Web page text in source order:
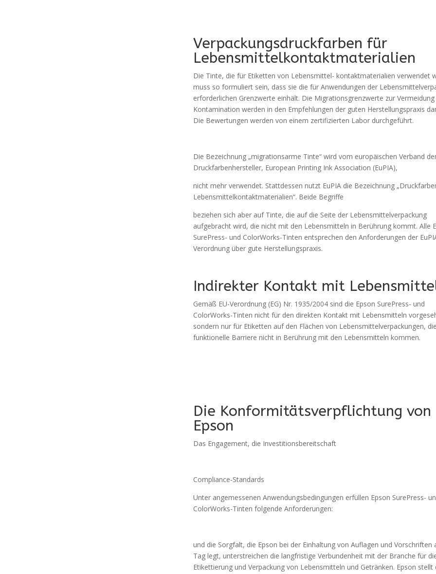
Verpackungsdruckfarben für
Lebensmittelkontaktmaterialien
Die Tinte, die für Etiketten von Lebensmittel- kontaktmaterialien verwendet
muss so formuliert sein, dass sie die für Anwendungen der
erforderlichen Grenzwerte einhält. Die Migrationsgrenzwerte zur
Kontamination werden in den Empfehlungen der guten Herstellungspraxis
Die Bewertungen werden von einem zertifizierten Labor durchgeführt.
Die Bezeichnung „migrationsarme Tinte“ wird vom europäischen Verband
Druckfarbenhersteller, European Printing Ink Association (EuPIA),
nicht mehr verwendet. Stattdessen nutzt EuPIA die Bezeichnung
Lebensmittelkontaktmaterialien“. Beide Begriffe
beziehen sich aber auf Tinte, die auf die Seite der Lebensmittelverpackung
aufgebracht wird, die nicht mit den Lebensmitteln in Berührung kommt. Alle
SurePress- und ColorWorks-Tinten entsprechen den Anforderungen der
Verordnung über gute Herstellungspraxis.
Indirekter Kontakt mit
Gemäß EU-Verordnung (EG) Nr. 1935/2004 sind die Epson SurePress- und
ColorWorks-Tinten nicht für den direkten Kontakt mit Lebensmitteln
sondern nur für Etiketten auf den Flächen von Lebensmittelverpackungen,
funktionelle Barriere nicht in Berührung mit den Lebensmitteln kommen.
Die Konformitätsverpflichtung von
Epson
Das Engagement, die Investitionsbereitschaft
Compliance-Standards
Unter angemessenen Anwendungsbedingungen erfüllen Epson SurePress-
ColorWorks-Tinten folgende Anforderungen:
und die Sorgfalt, die Epson bei der Einhaltung von Auflagen und Vorschriften
Tag legt, unterstreichen die langfristige Verbundenheit mit der Branche für
Etikettierung und Verpackung von Lebensmitteln und Getränken. Epson stellt